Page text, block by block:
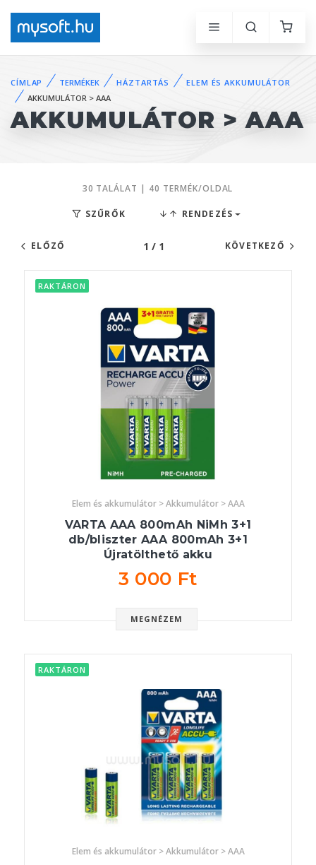
CÍMLAP TERMÉKEK HÁZTARTÁS
ELEM ÉS AKKUMULÁTOR
AKKUMULÁTOR > AAA
AKKUMULÁTOR > AAA
30 TALÁLAT | 40 TERMÉK/OLDAL
SZŰRŐK RENDEZÉS
ELŐZŐ 1 / 1 KÖVETKEZŐ
RAKTÁRON
Elem és akkumulátor > Akkumulátor > AAA
VARTA AAA 800mAh NiMh 3+1
db/bliszter AAA 800mAh 3+1
Újratölthető akku
3 000 Ft
MEGNÉZEM
RAKTÁRON
Elem és akkumulátor > Akkumulátor > AAA